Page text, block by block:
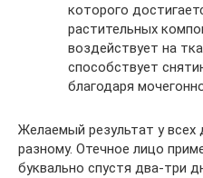
которого
растительных
воздействует на
способствует
благодаря
Желаемый результат у всех
разному. Отечное лицо
буквально спустя два-три